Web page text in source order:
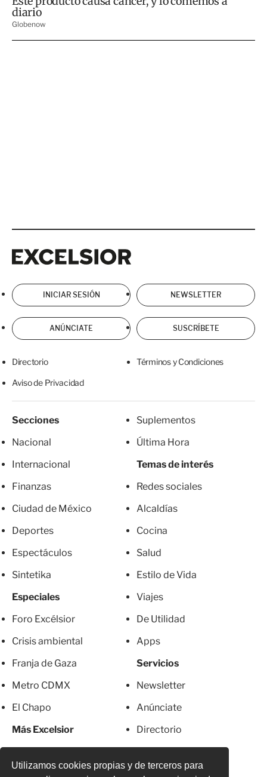
Utilizamos cookies propias y de terceros para
INICIAR SESIÓN NEWSLETTER
ANÚNCIATE SUSCRÍBETE
Directorio Términos y Condiciones
Aviso de Privacidad
Secciones
Nacional
Internacional
Finanzas
Ciudad de México
Deportes
Espectáculos
Sintetika
Especiales
Foro Excélsior
Crisis ambiental
Franja de Gaza
Metro CDMX
El Chapo
Más Excelsior
Suplementos
Última Hora
Temas de interés
Redes sociales
Alcaldías
Cocina
Salud
Estilo de Vida
Viajes
De Utilidad
Apps
Servicios
Newsletter
Anúnciate
Directorio